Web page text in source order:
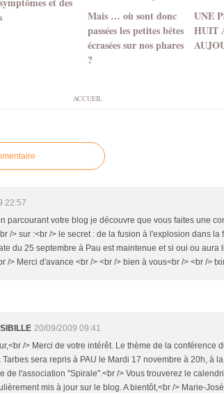
Mais … où sont donc
passées les petites bêtes
écrasées sur nos phares
?
UNE
HUIT
ACCUEIL
22:57
parcourant votre blog je découvre que vous faites une
/> sur :<br /> le secret : de la fusion à l'explosion dans la
du 25 septembre à Pau est maintenue et si oui ou aura
/> Merci d'avance <br /> <br /> bien à vous<br /> <br />
20/09/2009 09:41
/> Merci de votre intérêt. Le thème de la conférence
Tarbes sera repris à PAU le Mardi 17 novembre à 20h, à
de l'association "Spirale".<br /> Vous trouverez le
mis à jour sur le blog. A bientôt,<br /> Marie-